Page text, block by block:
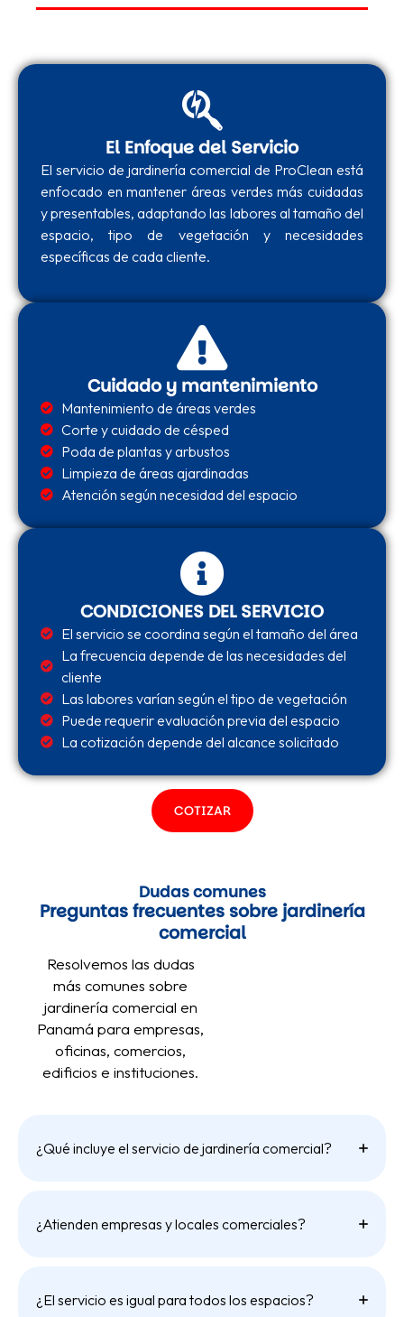
El Enfoque del Servicio
El servicio de jardinería comercial de ProClean está
enfocado en mantener áreas verdes más cuidadas
y presentables, adaptando las labores al tamaño del
espacio, tipo de vegetación y necesidades
específicas de cada cliente.
Cuidado y mantenimiento
Mantenimiento de áreas verdes
Corte y cuidado de césped
Poda de plantas y arbustos
Limpieza de áreas ajardinadas
Atención según necesidad del espacio
CONDICIONES DEL SERVICIO
El servicio se coordina según el tamaño del área
La frecuencia depende de las necesidades del
cliente
Las labores varían según el tipo de vegetación
Puede requerir evaluación previa del espacio
La cotización depende del alcance solicitado
COTIZAR
Dudas comunes
Preguntas frecuentes sobre jardinería
comercial
Resolvemos las dudas
más comunes sobre
jardinería comercial en
Panamá para empresas,
oficinas, comercios,
edificios e instituciones.
¿Qué incluye el servicio de jardinería comercial?
¿Atienden empresas y locales comerciales?
¿El servicio es igual para todos los espacios?